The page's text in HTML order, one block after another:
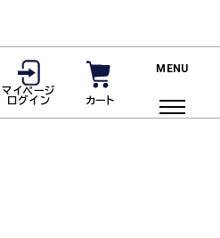
マイページ
ログイン
カート
会員登録
ページログイン